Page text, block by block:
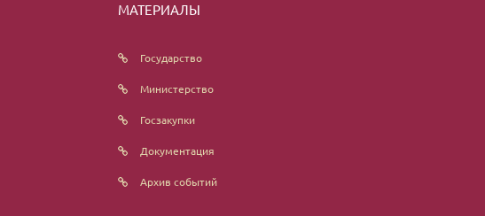
МАТЕРИАЛЫ
Государство
Министерство
Госзакупки
Документация
Архив событий